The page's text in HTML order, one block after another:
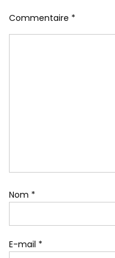
Commentaire *
Nom *
E-mail *